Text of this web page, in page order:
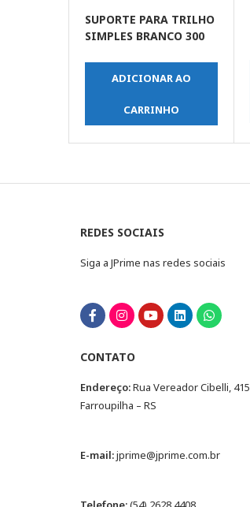
SUPORTE PARA TRILHO
SIMPLES BRANCO 300
ADICIONAR AO
CARRINHO
REDES SOCIAIS
Siga a JPrime nas redes sociais
CONTATO
Endereço:Rua Vereador Cibelli, 415
Farroupilha – RS
E-mail:jprime@jprime.com.br